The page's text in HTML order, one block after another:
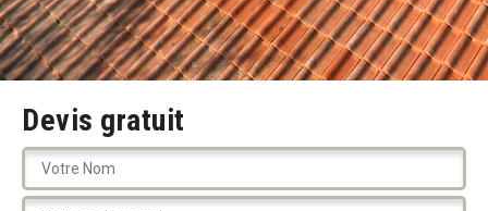
Devis gratuit